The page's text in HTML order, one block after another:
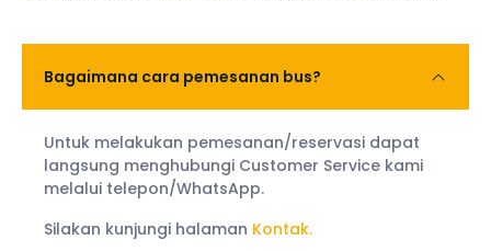
Bagaimana cara pemesanan bus?
Untuk melakukan pemesanan/reservasi dapat
langsung menghubungi Customer Service kami
melalui telepon/WhatsApp.
Silakan kunjungi halaman Kontak.